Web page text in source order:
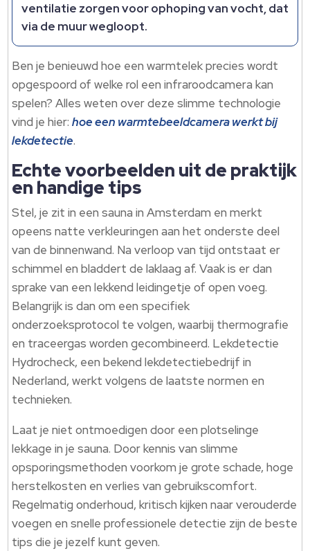
ventilatie zorgen voor ophoping van vocht, dat
via de muur wegloopt.
Ben je benieuwd hoe een warmtelek precies wordt
opgespoord of welke rol een infraroodcamera kan
spelen? Alles weten over deze slimme technologie
vind je hier:hoe een warmtebeeldcamera werkt bij
lekdetectie.
Echte voorbeelden uit de praktijk
en handige tips
Stel, je zit in een sauna in Amsterdam en merkt
opeens natte verkleuringen aan het onderste deel
van de binnenwand. Na verloop van tijd ontstaat er
schimmel en bladdert de laklaag af. Vaak is er dan
sprake van een lekkend leidingetje of open voeg.
Belangrijk is dan om een specifiek
onderzoeksprotocol te volgen, waarbij thermografie
en traceergas worden gecombineerd. Lekdetectie
Hydrocheck, een bekend lekdetectiebedrijf in
Nederland, werkt volgens de laatste normen en
technieken.
Laat je niet ontmoedigen door een plotselinge
lekkage in je sauna. Door kennis van slimme
opsporingsmethoden voorkom je grote schade, hoge
herstelkosten en verlies van gebruikscomfort.
Regelmatig onderhoud, kritisch kijken naar verouderde
voegen en snelle professionele detectie zijn de beste
tips die je jezelf kunt geven.